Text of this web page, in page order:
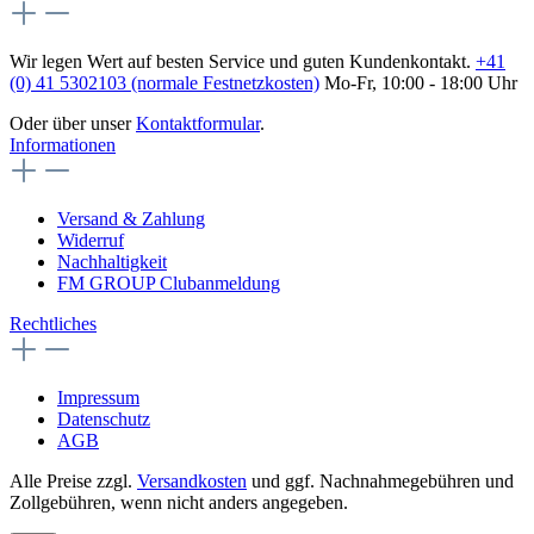
Wir legen Wert auf besten Service und guten Kundenkontakt. +41
(0) 41 5302103 (normale Festnetzkosten) Mo-Fr, 10:00 - 18:00 Uhr
Oder über unserKontaktformular.
Informationen
Versand & Zahlung
Widerruf
Nachhaltigkeit
FM GROUP Clubanmeldung
Rechtliches
Impressum
Datenschutz
AGB
Alle Preise zzgl. Versandkosten und ggf. Nachnahmegebühren und
Zollgebühren, wenn nicht anders angegeben.